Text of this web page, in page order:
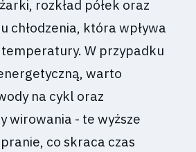
rozkład półek oraz
chłodzenia, która wpływa
W przypadku
warto
na cykl oraz
wirowania - te wyższe
co skraca czas